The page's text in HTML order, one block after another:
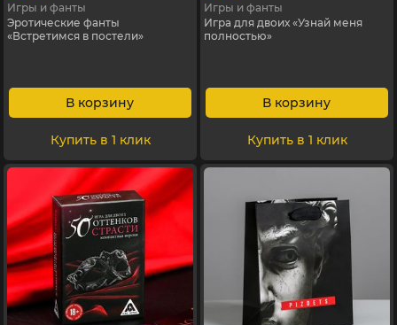
Игры и фанты
Эротические фанты
«Встретимся в постели»
В корзину
Купить в 1 клик
Игры и фанты
Игра для двоих «Узнай меня
полностью»
В корзину
Купить в 1 клик